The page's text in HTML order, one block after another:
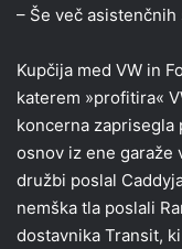
– Še več asistenčnih
Kupčija med VW in
katerem »profitira«
koncerna zaprisegla
osnov iz ene garaže
družbi poslal
nemška tla poslali
dostavnika Transit,